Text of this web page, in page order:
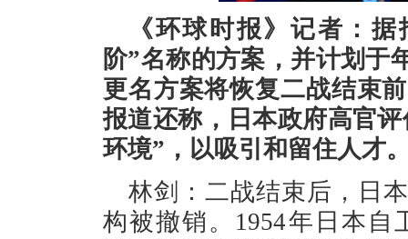
《环球时报》记者：
阶”名称的方案，并计划于
更名方案将恢复二战结束
报道还称，日本政府高官
环境”，以吸引和留住人才
林剑：二战结束后，日
构被撤销。1954年日本